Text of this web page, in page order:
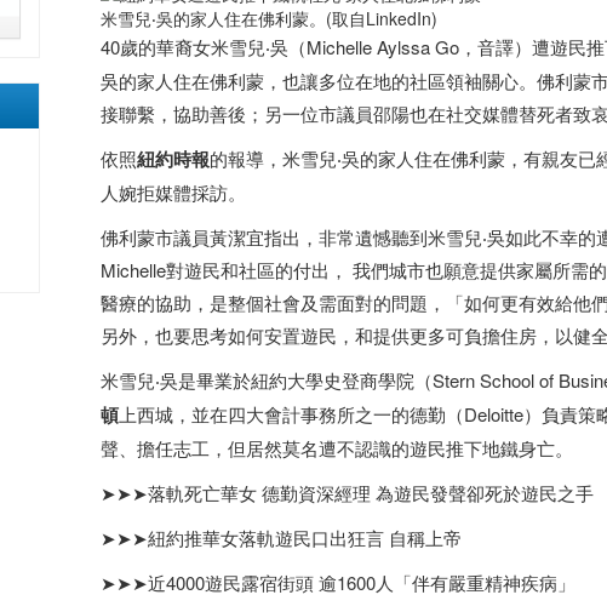
米雪兒‧吳的家人住在佛利蒙。(取自LinkedIn)
40歲的華裔女米雪兒‧吳（Michelle Aylssa Go，音譯）遭遊民
吳的家人住在佛利蒙，也讓多位在地的社區領袖關心。佛利蒙
接聯繫，協助善後；另一位市議員邵陽也在社交媒體替死者致哀
依照紐約時報的報導，米雪兒‧吳的家人住在佛利蒙，有親友
人婉拒媒體採訪。
佛利蒙市議員黃潔宜指出，非常遺憾聽到米雪兒‧吳如此不幸
Michelle對遊民和社區的付出， 我們城市也願意提供家屬所需
醫療的協助，是整個社會及需面對的問題，「如何更有效給他
另外，也要思考如何安置遊民，和提供更多可負擔住房，以健
米雪兒‧吳是畢業於紐約大學史登商學院（Stern School of
頓上西城，並在四大會計事務所之一的德勤（Deloitte）負責
聲、擔任志工，但居然莫名遭不認識的遊民推下地鐵身亡。
➤➤➤落軌死亡華女 德勤資深經理 為遊民發聲卻死於遊民之手
➤➤➤紐約推華女落軌遊民口出狂言 自稱上帝
➤➤➤近4000遊民露宿街頭 逾1600人「伴有嚴重精神疾病」